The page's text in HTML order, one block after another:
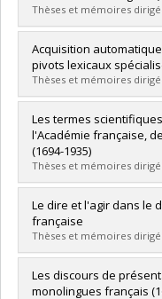
Lien vers le document
Thèses et mémoires
Diplômé(e) :Poirier, Éric
Cycle :Doctorat
Diplôme obtenu :Ph.
Lien vers le document
Acquisition
pivots lexicaux
Thèses et mémoires
Diplômé(e) :Drouin,
Cycle :Doctorat
Diplôme obtenu :
Lien vers le document
Les termes
l'Académie française,
(1694-1935)
Thèses et mémoires
Diplômé(e) :Rouleau,
Cycle :Maîtrise
Diplôme obtenu :M.A.
Lien vers le document
Le dire et l'agir dans le
française
Thèses et mémoires
Diplômé(e) :Gauthier,
Cycle :Maîtrise
Les discours de
monolingues français